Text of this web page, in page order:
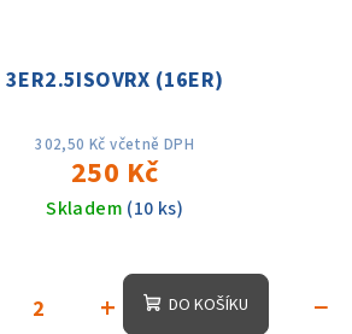
3ER2.5ISOVRX (16ER)
302,50 Kč včetně DPH
250 Kč
Skladem (10 ks)
+ DO KOŠÍKU −